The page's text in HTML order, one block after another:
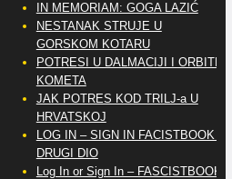
IN MEMORIAM: GOGA LAZIĆ
NESTANAK STRUJE U
GORSKOM KOTARU
POTRESI U DALMACIJI I ORBITE
KOMETA
JAK POTRES KOD TRILJ-a U
HRVATSKOJ
LOG IN – SIGN IN FACISTBOOK –
DRUGI DIO
Log In or Sign In – FASCISTBOOK